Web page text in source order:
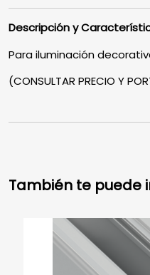
Descripción y
Para iluminación
(CONSULTAR PRECIO Y
También te puede